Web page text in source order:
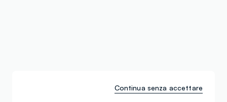
Continua senza accettare